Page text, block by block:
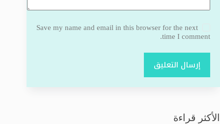
Save my name and email in this browser for the next
time I comment.
إرسال التعليق
الأكثر قراءة